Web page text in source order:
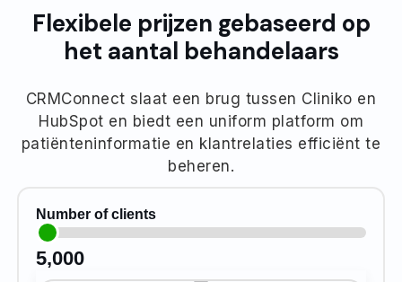
Flexibele prijzen gebaseerd op
het aantal behandelaars
CRMConnect slaat een brug tussen Cliniko en
HubSpot en biedt een uniform platform om
patiënteninformatie en klantrelaties efficiënt te
beheren.
Number of clients
5,000